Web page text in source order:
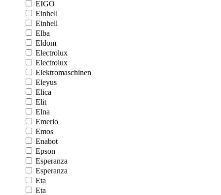
EIGO
Einhell
Einhell
Elba
Eldom
Electrolux
Electrolux
Elektromaschinen
Eleyus
Elica
Elit
Elna
Emerio
Emos
Enabot
Epson
Esperanza
Esperanza
Eta
Eta